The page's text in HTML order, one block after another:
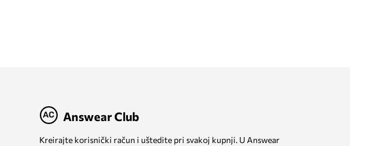
Answear Club
Kreirajte korisnički račun i uštedite pri svakoj kupnji. U Answear